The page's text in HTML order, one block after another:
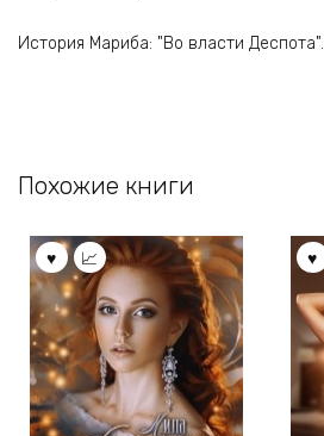
История Мариба: "Во власти Деспота".
Похожие книги